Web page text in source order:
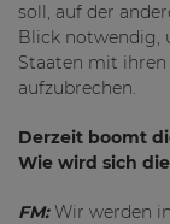
soll, auf der
Blick notwendig,
Staaten mit ihren
aufzubrechen.
Derzeit boomt
Wie wird sich
FM: Wir werden